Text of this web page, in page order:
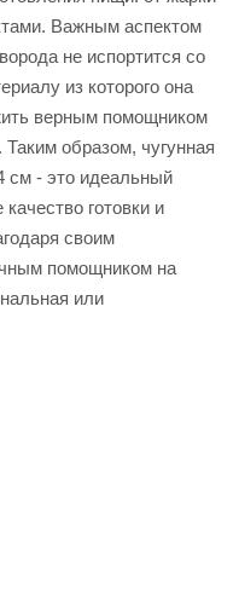
Важным аспектом
не испортится со
из которого она
верным помощником
образом, чугунная
см - это идеальный
готовки и
своим
помощником на
или